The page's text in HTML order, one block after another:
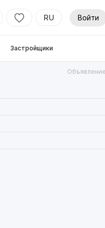
RU Войти
Застройщики